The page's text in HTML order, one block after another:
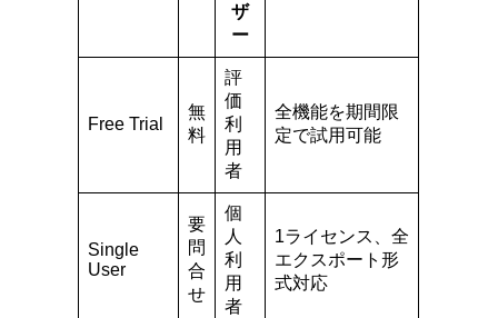
ザ
ー
Free Trial
無
料
評
価
利
用
者
全機能を期間限
定で試用可能
Single
User
要
問
合
せ
個
人
利
用
者
1ライセンス、全
エクスポート形
式対応